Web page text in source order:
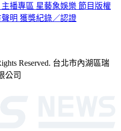
主播專區 星藝象娛樂 節目版權
明 獲獎紀錄／認證
Reserved. 台北市內湖區瑞
公司